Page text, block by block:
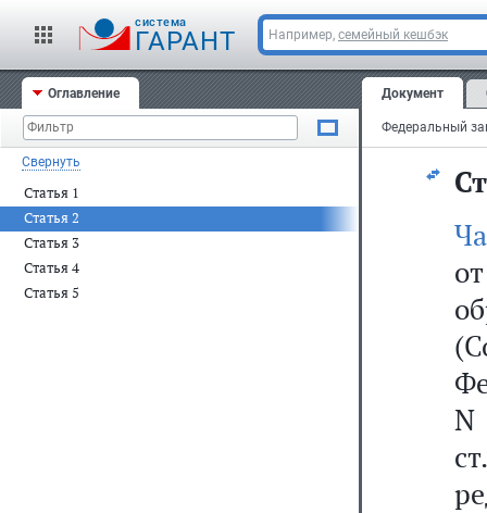
cистема
ГАРАНТ Например, семейный кешбэк
Оглавление
Свернуть
Статья 1
Статья 2
Статья 3
Статья 4
Статья 5
Документ
N